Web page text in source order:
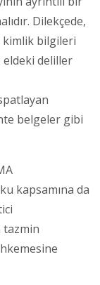
Dilekçede,
kimlik bilgileri
eldeki deliller
belgeler gibi
kapsamına da
tazmin